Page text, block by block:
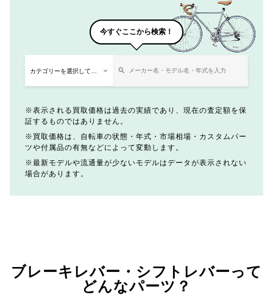
今すぐここから検索！
表示される買取価格は過去の実績であり、現在の査定額を保
証するものではありません。
買取価格は、自転車の状態・年式・市場相場・カスタムパー
ツや付属品の有無などによって変動します。
最新モデルや流通量が少ないモデルはデータが表示されない
場合があります。
ブレーキレバー・シフトレバーって
どんなパーツ？